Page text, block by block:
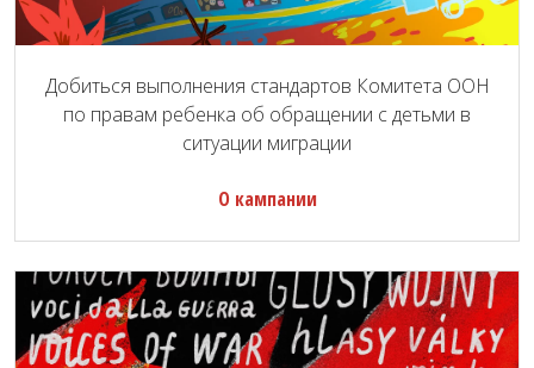
Добиться выполнения стандартов Комитета ООН
по правам ребенка об обращении с детьми в
ситуации миграции
О кампании